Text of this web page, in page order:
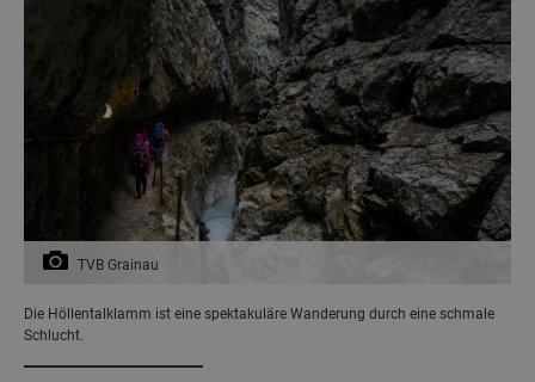
TVB Grainau
Die Höllentalklamm ist eine spektakuläre Wanderung durch eine schmale
Schlucht.